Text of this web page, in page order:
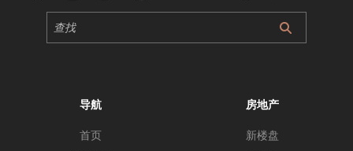
导航
首页
房地产
新楼盘